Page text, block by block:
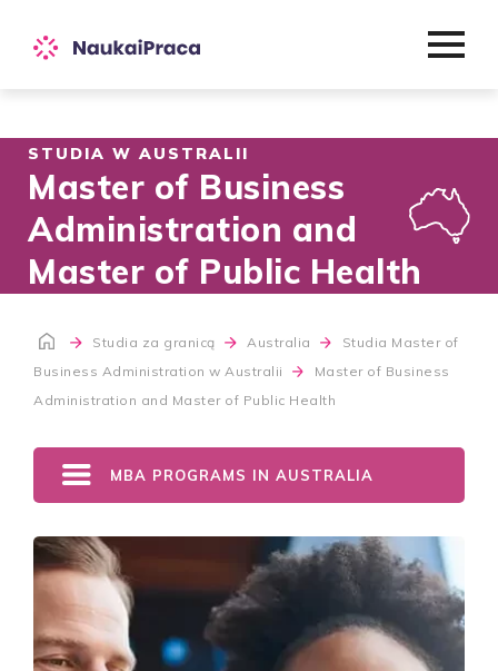
STUDIA W AUSTRALII
Master of Business
Administration and
Master of Public Health
Studia za granicą Australia
Studia Master of
Business Administration w Australii
Master of Business
Administration and Master of Public Health
MBA PROGRAMS IN AUSTRALIA